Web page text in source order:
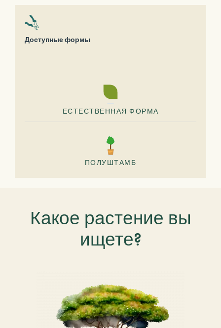
Доступные формы
ЕСТЕСТВЕННАЯ ФОРМА
ПОЛУШТАМБ
Какое растение вы
ищете?